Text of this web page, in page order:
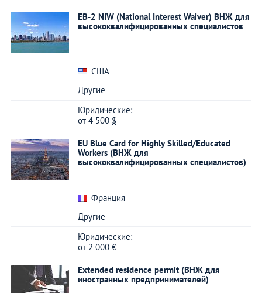
EB-2 NIW (National Interest Waiver) ВНЖ для
высококвалифицированных специалистов
США
Другие
Юридические:
от 4 500 $
EU Blue Card for Highly Skilled/Educated
Workers (ВНЖ для
высококвалифицированных специалистов)
Франция
Другие
Юридические:
от 2 000 €
Extended residence permit (ВНЖ для
иностранных предпринимателей)